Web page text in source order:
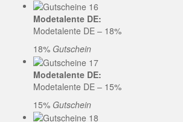
Modetalente DE:
Modetalente DE – 18%
18% Gutschein
Modetalente DE:
Modetalente DE – 15%
15% Gutschein